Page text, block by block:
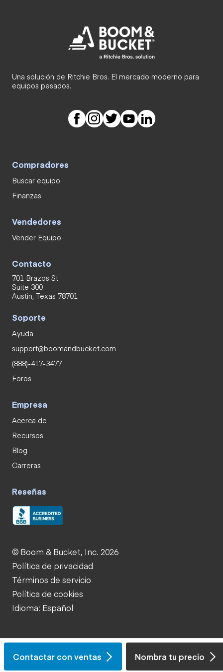
Contactar con ventas Nombra tu precio
Una solución de Ritchie Bros. El mercado moderno para
equipos pesados.
Compradores
Buscar equipo
Finanzas
Vendedores
Vender Equipo
Contacto
701 Brazos St.
Suite 300
Austin, Texas 78701
Soporte
Ayuda
support@boomandbucket.com
(888)-417-3477
Foros
Empresa
Acerca de
Recursos
Blog
Carreras
Reseñas
© Boom & Bucket, Inc. 2026
Política de privacidad
Términos de servicio
Política de cookies
Idioma: Español